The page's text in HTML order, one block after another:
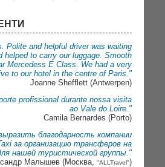
Polite and helpful driver was waiting
helped to carry our luggage. Smooth
Mercedess E Class. We had a very
to our hotel in the centre of Paris."
Joanne Shefflett (Antwerpen)
profissional durante nossa visita
ao Vale do Loire."
Camila Bernardes (Porto)
благодарность компании
за организацию трансферов на
нашей туристической группы."
Малышев (Москва,
"ALLTravel")